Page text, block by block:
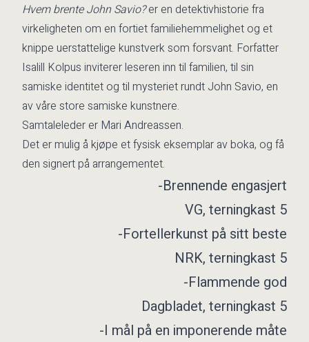
Hvem brente John Savio?er en detektivhistorie fra
virkeligheten om en fortiet familiehemmelighet og et
knippe uerstattelige kunstverk som forsvant. Forfatter
Isalill Kolpus inviterer leseren inn til familien, til sin
samiske identitet og til mysteriet rundt John Savio, en
av våre store samiske kunstnere.
Samtaleleder er Mari Andreassen.
Det er mulig å kjøpe et fysisk eksemplar av boka, og få
den signert på arrangementet.
-Brennende engasjert
VG, terningkast 5
-Fortellerkunst på sitt beste
NRK, terningkast 5
-Flammende god
Dagbladet, terningkast 5
-I mål på en imponerende måte